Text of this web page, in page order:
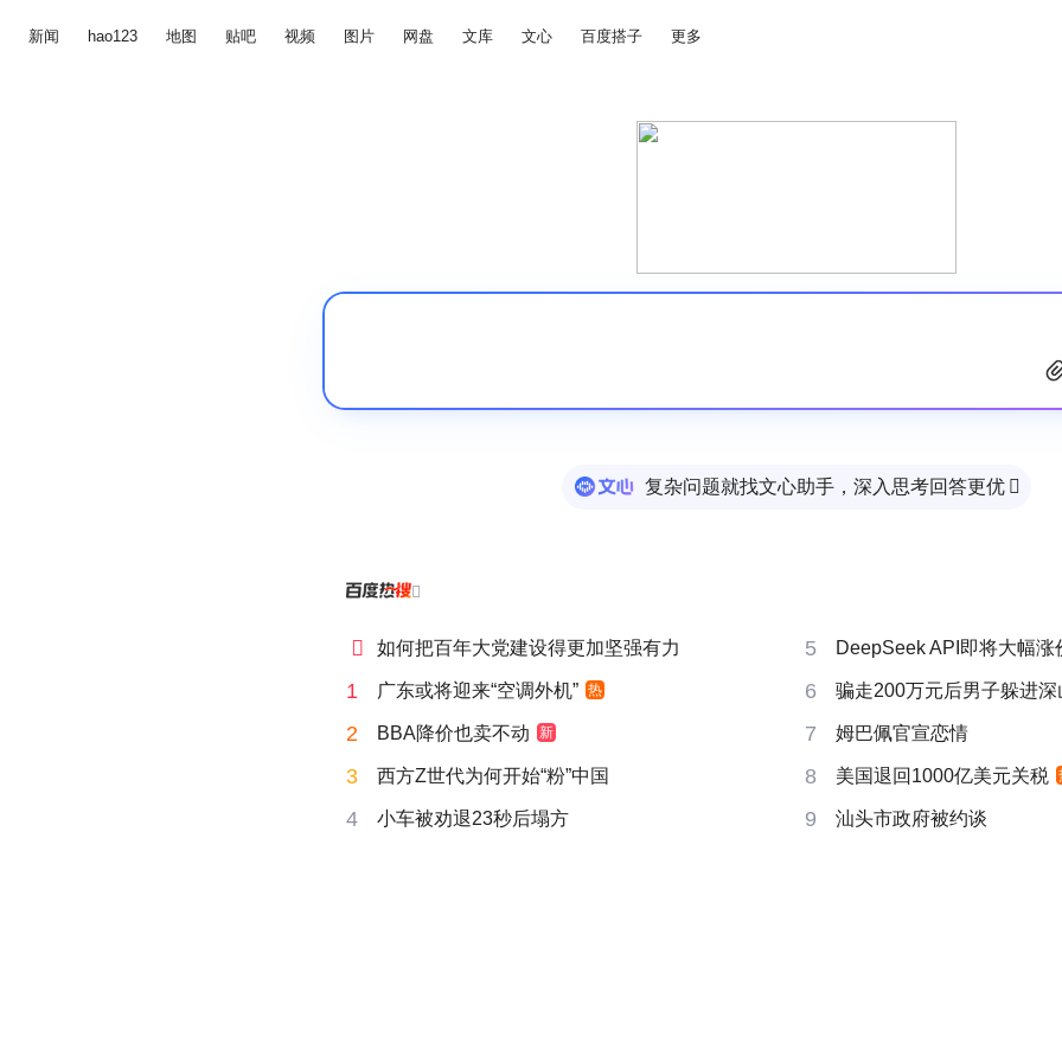
新闻 hao123 地图 贴吧 视频 图片 网盘 文库 文心 百度搭子 更多
复杂问题就找文心助手，深入思考回答更优 

 如何把百年大党建设得更加坚强有力 5 DeepSeek API即将大幅涨
1 广东或将迎来“空调外机” 热 6 骗走200万元后男子躲进深
2 BBA降价也卖不动 新 7 姆巴佩官宣恋情
3 西方Z世代为何开始“粉”中国 8 美国退回1000亿美元关税
4 小车被劝退23秒后塌方 9 汕头市政府被约谈